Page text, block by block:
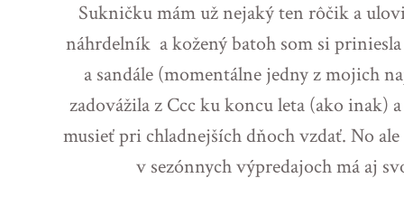
Sukničku mám už nejaký ten rôčik a
náhrdelník a kožený batoh som si
a sandále (momentálne jedny z mojich
zadovážila z Ccc ku koncu leta (ako inak)
musieť pri chladnejších dňoch vzdať. No
v sezónnych výpredajoch má aj